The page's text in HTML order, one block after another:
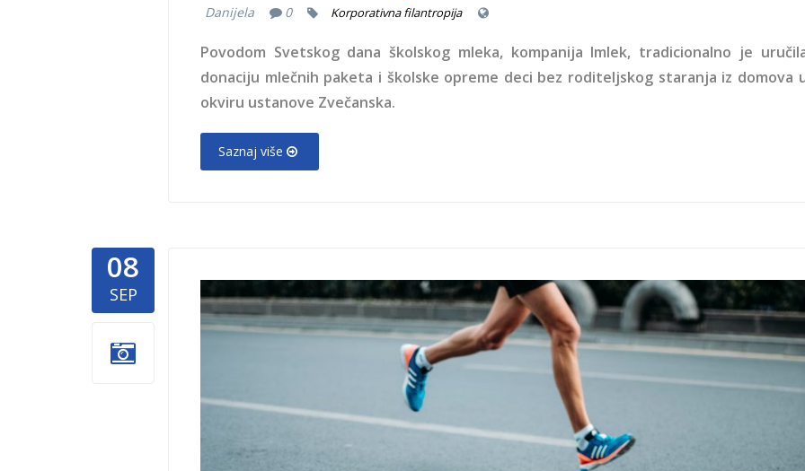
Danijela 0 Korporativna filantropija
Povodom Svetskog dana školskog mleka, kompanija Imlek, tradicionalno je
donaciju mlečnih paketa i školske opreme deci bez roditeljskog staranja iz domova
okviru ustanove Zvečanska.
Saznaj više
08
SEP humanitarna-trka.jpg